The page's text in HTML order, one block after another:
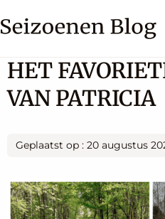
HET
VAN PATRICIA
Geplaatst op : 20 augustus